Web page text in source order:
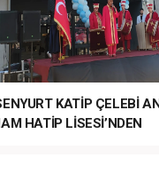
KATİP ÇELEBİ
HATİP LİSESİ’NDEN